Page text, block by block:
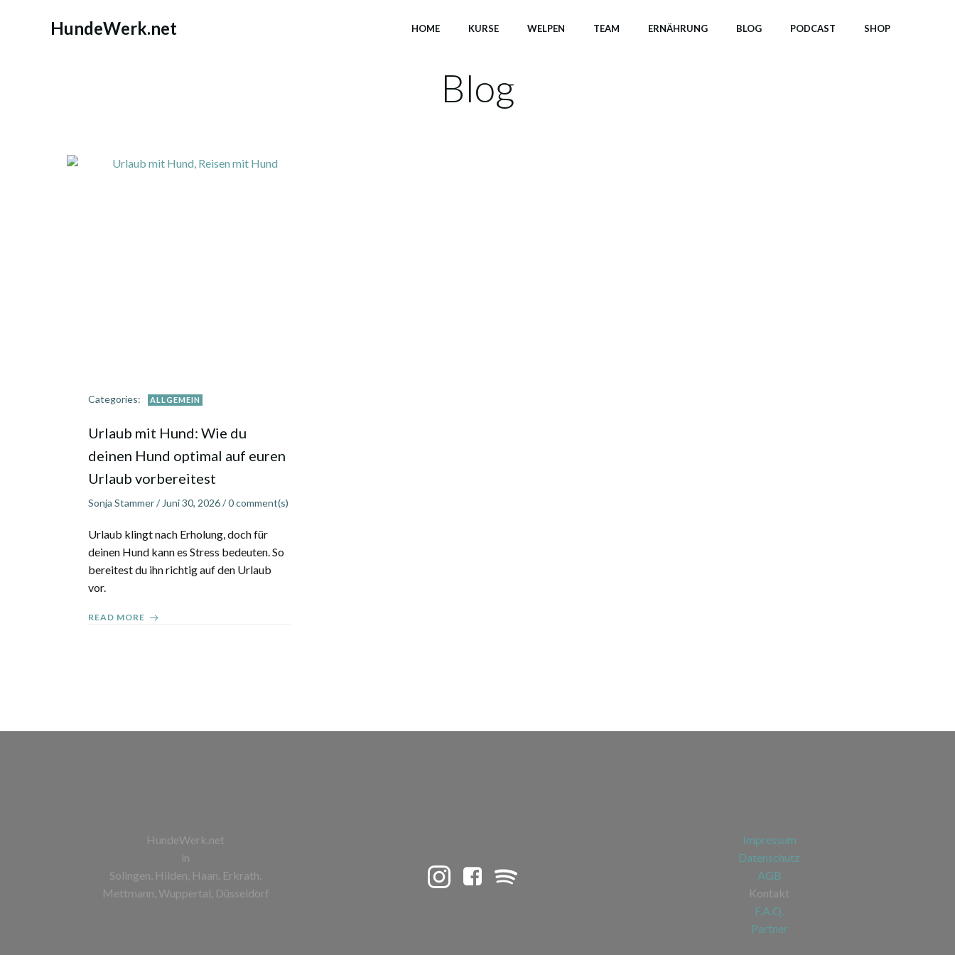
HundeWerk.net HOME KURSE WELPEN TEAM ERNÄHRUNG BLOG PODCAST SHOP
Blog
Categories: ALLGEMEIN
Urlaub mit Hund: Wie du
deinen Hund optimal auf euren
Urlaub vorbereitest
Sonja Stammer/ Juni 30, 2026/0comment(s)
Urlaub klingt nach Erholung, doch für
deinen Hund kann es Stress bedeuten. So
bereitest du ihn richtig auf den Urlaub
vor.
READ MORE
HundeWerk.net
in
Solingen, Hilden, Haan, Erkrath,
Mettmann, Wuppertal, Düsseldorf
Impressum
Datenschutz
AGB
Kontakt
F.A.Q.
Partner